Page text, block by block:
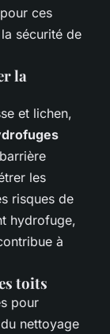
ces
sécurité de
la
et lichen,
les
risques de
hydrofuge,
à
toits
pour
nettoyage